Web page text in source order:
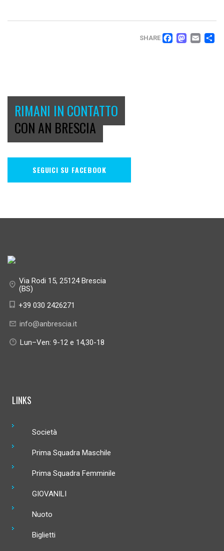
SHARE
RIMANI IN CONTATTO
CON AN BRESCIA
SEGUICI SU FACEBOOK
Via Rodi 15, 25124 Brescia
(BS)
+39 030 2426271
info@anbrescia.it
Lun–Ven: 9-12 e 14,30-18
LINKS
Società
Prima Squadra Maschile
Prima Squadra Femminile
GIOVANILI
Nuoto
Biglietti